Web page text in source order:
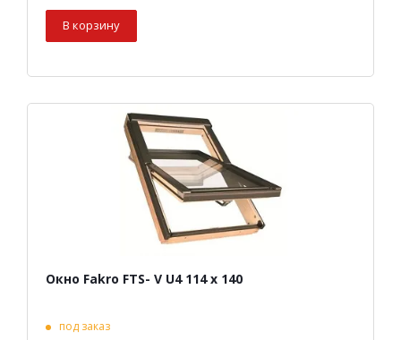
В корзину
Окно Fakro FTS- V U4 114 х 140
под заказ